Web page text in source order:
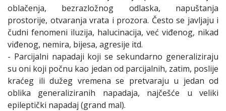
oblačenja, bezrazložnog odlaska, napuštanja
prostorije, otvaranja vrata i prozora. Često se javljaju i
čudni fenomeni iluzija, halucinacija, već viđenog, nikad
viđenog, nemira, bijesa, agresije itd.
- Parcijalni napadaji koji se sekundarno generaliziraju
su oni koji počnu kao jedan od parcijalnih, zatim, poslije
kraćeg ili dužeg vremena se pretvaraju u jedan od
oblika generaliziranih napadaja, najčešće u veliki
epileptički napadaj (grand mal).